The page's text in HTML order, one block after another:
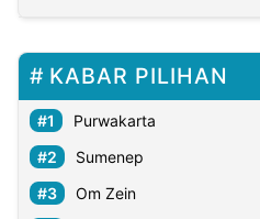
KABAR PILIHAN
Purwakarta
Sumenep
Om Zein